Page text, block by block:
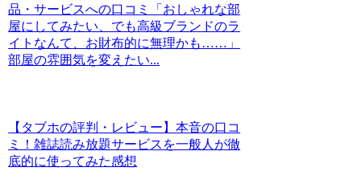
品・サービスへの口コミ「おしゃれな部
屋にしてみたい、でも高級ブランドのラ
イトなんて、お財布的に無理かも……」
部屋の雰囲気を変えたい...
【タブホの評判・レビュー】本音の口コ
ミ！雑誌読み放題サービスを一般人が徹
底的に使ってみた感想